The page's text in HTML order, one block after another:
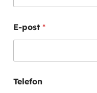
t
s
n
v
K
E-post *
Telefon